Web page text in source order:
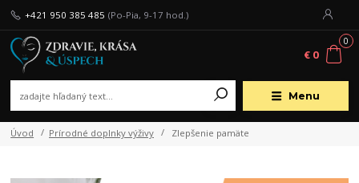
Menu
+421 950 385 485 (Po-Pia, 9-17 hod.)
0
€ 0
Úvod Prírodné doplnky výživy Zlepšenie pamäte